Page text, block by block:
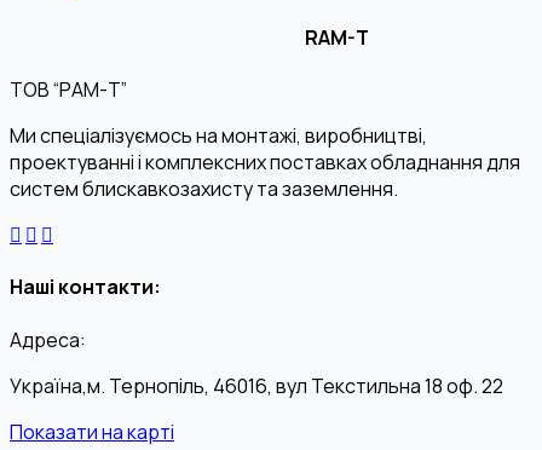
RAM-T
ТОВ “РАМ-Т”
Ми спеціалізуємось на монтажі, виробництві,
проектуванні і комплексних поставках обладнання для
систем блискавкозахисту та заземлення.
Наші контакти:
Адреса:
Україна,м. Тернопіль, 46016, вул Текстильна 18 оф. 22
Показати на карті